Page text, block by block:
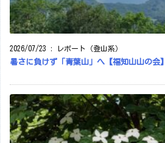
2026/07/23 : レポート（登山系）
暑さに負けず「青葉山」へ【福知山山の会】